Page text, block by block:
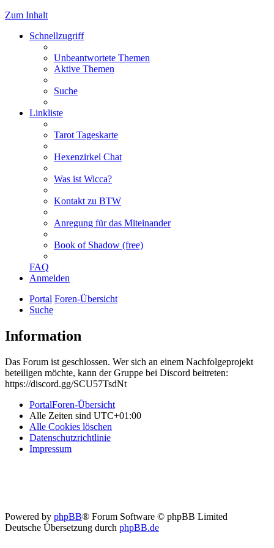
Zum Inhalt
Schnellzugriff
Unbeantwortete Themen
Aktive Themen
Suche
Linkliste
Tarot Tageskarte
Hexenzirkel Chat
Was ist Wicca?
Kontakt zu BTW
Anregung für das Miteinander
Book of Shadow (free)
FAQ
Anmelden
Portal Foren-Übersicht
Suche
Information
Das Forum ist geschlossen. Wer sich an einem Nachfolgeprojekt
beteiligen möchte, kann der Gruppe bei Discord beitreten:
https://discord.gg/SCU57TsdNt
PortalForen-Übersicht
Alle Zeiten sind UTC+01:00
Alle Cookies löschen
Datenschutzrichtlinie
Impressum
Powered by phpBB® Forum Software © phpBB Limited
Deutsche Übersetzung durch phpBB.de